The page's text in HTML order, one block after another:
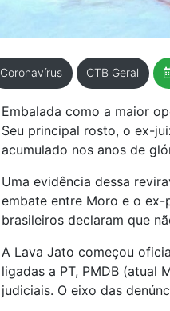
Coronavírus CTB Geral
Embalada como a maior
Seu principal rosto, o ex-
acumulado nos anos de
Uma evidência dessa
embate entre Moro e o ex-
brasileiros declaram que
A Lava Jato começou
ligadas a PT, PMDB (atual
judiciais. O eixo das